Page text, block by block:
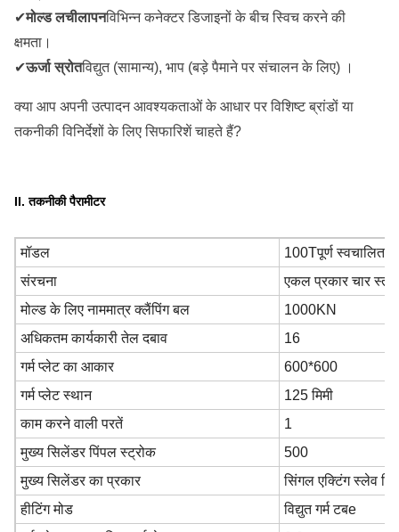
✔मोल्ड लचीलापनविभिन्न कनेक्टर डिजाइनों के बीच स्विच करने की
क्षमता।
✔ऊर्जा स्रोतविद्युत (सामान्य), भाप (बड़े पैमाने पर संचालन के लिए) ।
क्या आप अपनी उत्पादन आवश्यकताओं के आधार पर विशिष्ट ब्रांडों या
तकनीकी विनिर्देशों के लिए सिफारिशें चाहते हैं?
II. तकनीकी पैरामीटर
मॉडल 100Tपूर्ण स्वचालित
संरचना
एकल प्रकार चार स्तंभ
मोल्ड के लिए नाममात्र क्लैंपिंग बल
1000KN
अधिकतम कार्यकारी तेल दबाव
16
गर्म प्लेट का आकार
600*600
गर्म प्लेट स्थान
125 मिमी
काम करने वाली परतें
1
मुख्य सिलेंडर पिंपल स्ट्रोक
500
मुख्य सिलेंडर का प्रकार
सिंगल एक्टिंग स्लेव
हीटिंग मोड
विद्युत गर्म टबe